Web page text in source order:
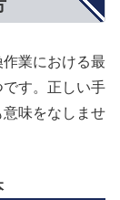
業における最
す。正しい手
味をなしませ